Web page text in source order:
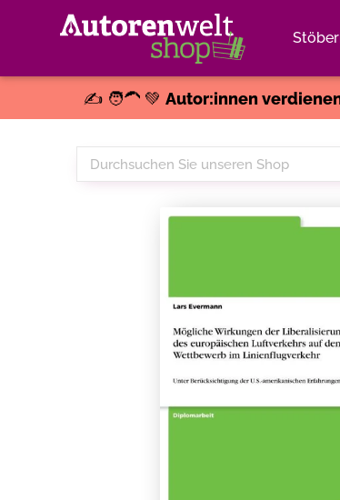
✍️ 🧑‍🦱 💚 Autor:innen
Durchsuchen
Sie